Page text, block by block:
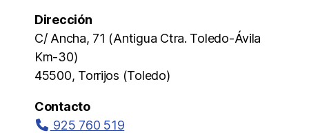
Dirección
C/ Ancha, 71 (Antigua Ctra. Toledo-Ávila
Km-30)
45500, Torrijos (Toledo)
Contacto
925 760 519